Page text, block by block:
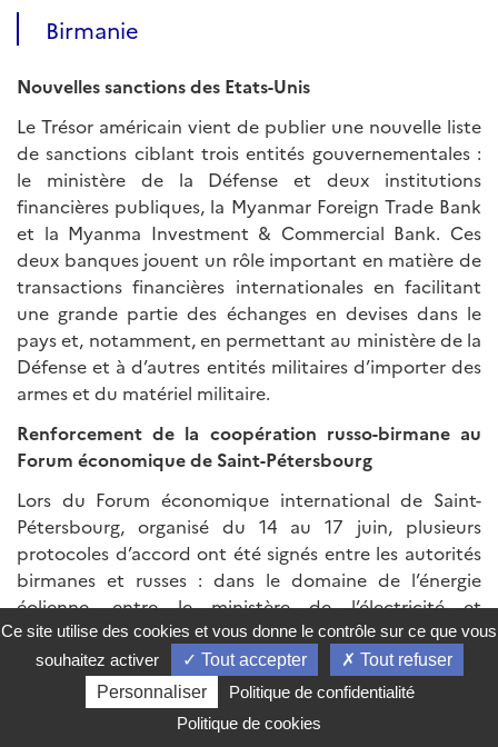
Birmanie
Nouvelles sanctions des Etats-Unis
Le Trésor américain vient de publier une nouvelle liste
de sanctions ciblant trois entités gouvernementales :
le ministère de la Défense et deux institutions
financières publiques, la Myanmar Foreign Trade Bank
et la Myanma Investment & Commercial Bank. Ces
deux banques jouent un rôle important en matière de
transactions financières internationales en facilitant
une grande partie des échanges en devises dans le
pays et, notamment, en permettant au ministère de la
Défense et à d’autres entités militaires d’importer des
armes et du matériel militaire.
Renforcement de la coopération russo-birmane au
Forum économique de Saint-Pétersbourg
Lors du Forum économique international de Saint-
Pétersbourg, organisé du 14 au 17 juin, plusieurs
protocoles d’accord ont été signés entre les autorités
birmanes et russes : dans le domaine de l’énergie
éolienne, entre le ministère de l’électricité et
NovaWind, une filiale de Rosatom, ainsi qu’avec deux
autres entreprises russes pour des études de faisabilité
(projet de 116 MW au centre du pays dans les régions
de Magwe, Kyaukpadaung et Mandalay) ; dans le
domaine financier, entre la Myanmar Payment Union
Ce site utilise des cookies et vous donne le contrôle sur ce que vous
souhaitez activer
Tout accepter
Tout refuser
Personnaliser
Politique de confidentialité
Politique de cookies